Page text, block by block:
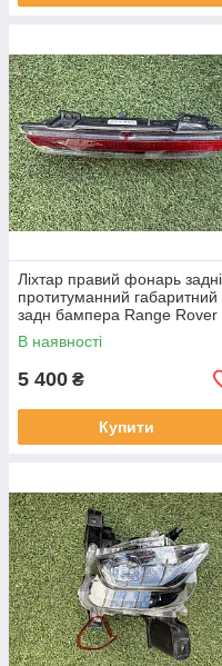
Ліхтар правий фонарь
протитуманний габаритний
задн бампера Range Rover
L460 від2021-рр, LR152295
оригінал повністю робо
В наявності
5 400 ₴
Купити